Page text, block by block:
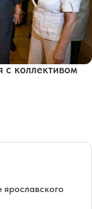
с коллективом